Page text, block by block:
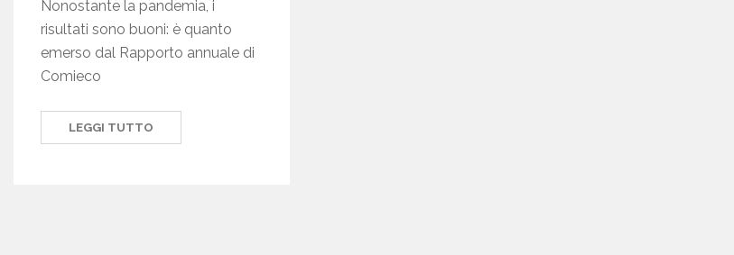
Nonostante la pandemia, i
risultati sono buoni: è quanto
emerso dal Rapporto annuale di
Comieco
LEGGI TUTTO